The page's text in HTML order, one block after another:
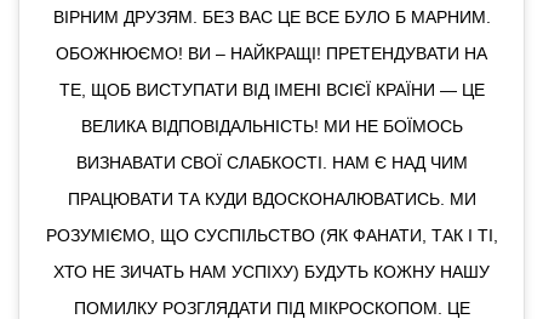
ВІРНИМ ДРУЗЯМ. БЕЗ ВАС ЦЕ ВСЕ БУЛО Б МАРНИМ.
ОБОЖНЮЄМО! ВИ – НАЙКРАЩІ! ПРЕТЕНДУВАТИ НА
ТЕ, ЩОБ ВИСТУПАТИ ВІД ІМЕНІ ВСІЄЇ КРАЇНИ — ЦЕ
ВЕЛИКА ВІДПОВІДАЛЬНІСТЬ! МИ НЕ БОЇМОСЬ
ВИЗНАВАТИ СВОЇ СЛАБКОСТІ. НАМ Є НАД ЧИМ
ПРАЦЮВАТИ ТА КУДИ ВДОСКОНАЛЮВАТИСЬ. МИ
РОЗУМІЄМО, ЩО СУСПІЛЬСТВО (ЯК ФАНАТИ, ТАК І ТІ,
ХТО НЕ ЗИЧАТЬ НАМ УСПІХУ) БУДУТЬ КОЖНУ НАШУ
ПОМИЛКУ РОЗГЛЯДАТИ ПІД МІКРОСКОПОМ. ЦЕ